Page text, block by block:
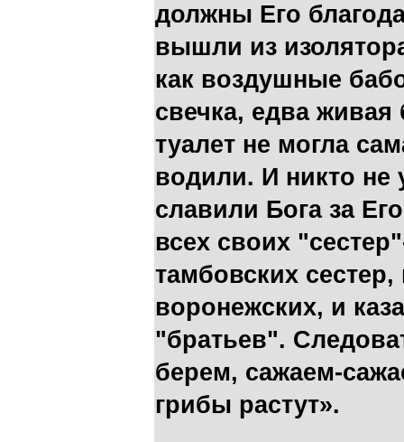
должны Его
вышли из
как воздушные
свечка, едва
туалет не могла
водили. И никто не
славили Бога за
всех своих
тамбовских сестер,
воронежских, и
"братьев".
берем, сажаем-
грибы растут».